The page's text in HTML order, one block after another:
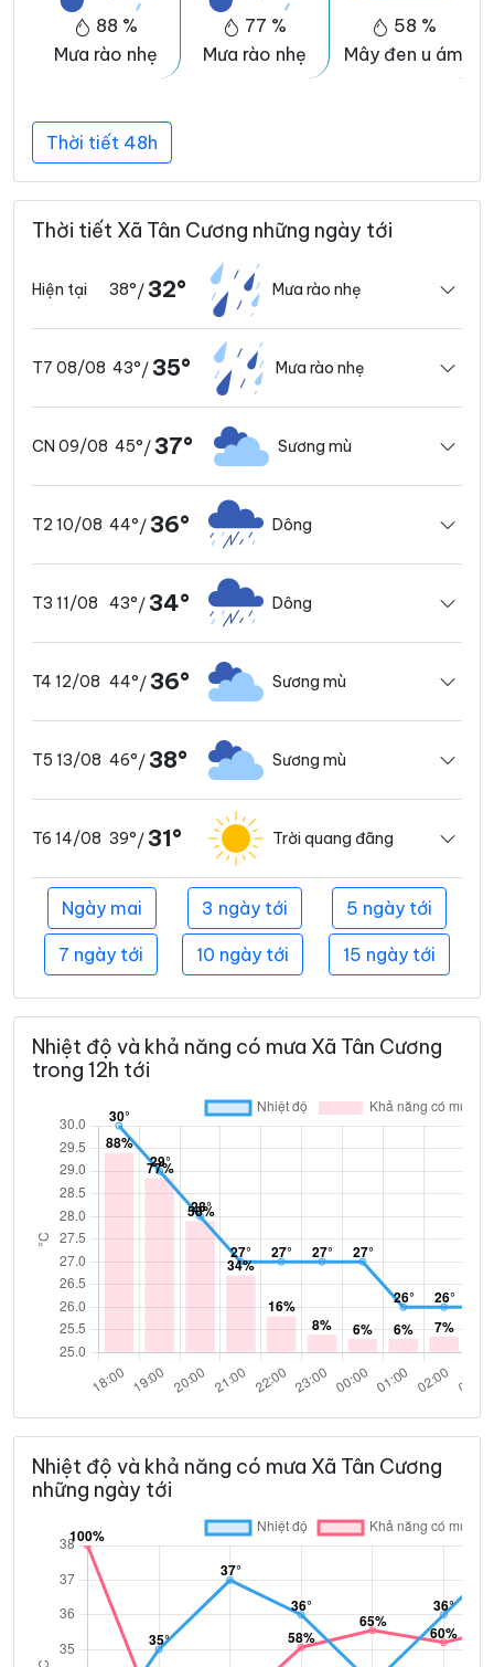
88 %
Mưa rào nhẹ
77 %
Mưa rào nhẹ
58 %
Mây đen u ám
Thời tiết 48h
Thời tiết Xã Tân Cương những ngày tới
Hiện tại 38°/ 32° Mưa rào nhẹ
T7 08/08 43°/ 35° Mưa rào nhẹ
CN 09/08 45°/ 37° Sương mù
T2 10/08 44°/ 36° Dông
T3 11/08 43°/ 34° Dông
T4 12/08 44°/ 36° Sương mù
T5 13/08 46°/ 38° Sương mù
T6 14/08 39°/ 31° Trời quang đãng
Ngày mai 3 ngày tới 5 ngày tới
7 ngày tới 10 ngày tới 15 ngày tới
Nhiệt độ và khả năng có mưa Xã Tân Cương
trong 12h tới
Nhiệt độ và khả năng có mưa Xã Tân Cương
những ngày tới